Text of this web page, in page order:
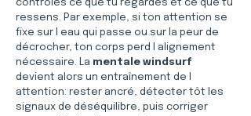
contrôles ce que tu regardes et ce que tu
ressens. Par exemple, si ton attention se
fixe sur l eau qui passe ou sur la peur de
décrocher, ton corps perd l alignement
nécessaire. La mentale windsurf
devient alors un entraînement de l
attention: rester ancré, détecter tôt les
signaux de déséquilibre, puis corriger